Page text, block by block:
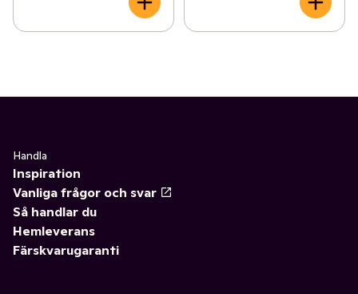
Handla
Inspiration
Vanliga frågor och svar
Så handlar du
Hemleverans
Färskvarugaranti